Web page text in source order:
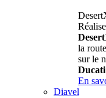
la
sur le
Ducati
En
Diavel